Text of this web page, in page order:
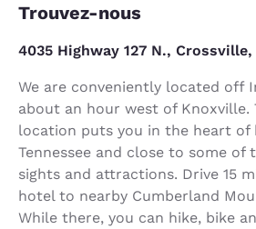
Trouvez-nous
4035 Highway 127 N., Crossville,
We are conveniently located off
about an hour west of Knoxville.
location puts you in the heart of
Tennessee and close to some of
sights and attractions. Drive 15
hotel to nearby Cumberland
While there, you can hike, bike